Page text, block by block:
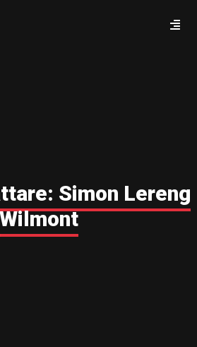
Simon Lereng
Wilmont